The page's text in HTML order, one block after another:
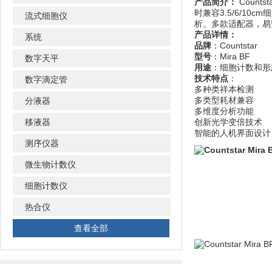
流式细胞仪
系统
数字天平
数字滴定管
分液器
移液器
测序仪器
微生物计数仪
细胞计数仪
热合仪
查看全部
时兼容3.5/6/10cm
析。多款适配器，
产品详情：
品牌 ：Countstar
型号 ：Mira BF
用途 ：细胞计数和
技术特点 ：
多种类祥本检测
多类型耗材兼容
多维度分析功能
创新光学变倍技术
智能的人机界面设计